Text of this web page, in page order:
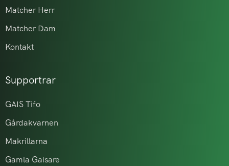
Matcher Herr
Matcher Dam
Kontakt
Supportrar
GAIS Tifo
Gårdakvarnen
Makrillarna
Gamla Gaisare